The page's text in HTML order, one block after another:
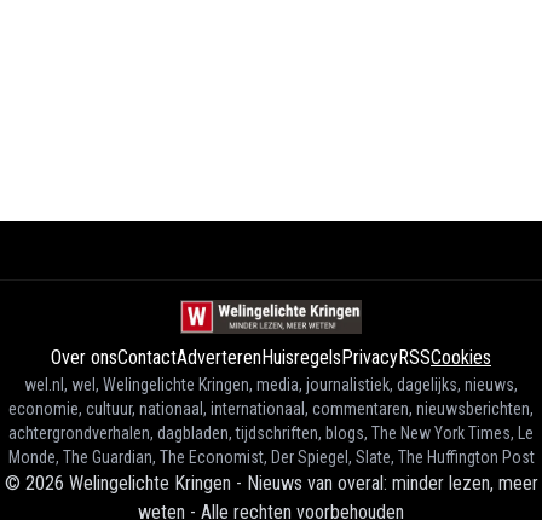
Over onsContactAdverterenHuisregelsPrivacyRSSCookies
wel.nl, wel, Welingelichte Kringen, media, journalistiek, dagelijks, nieuws,
economie, cultuur, nationaal, internationaal, commentaren, nieuwsberichten,
achtergrondverhalen, dagbladen, tijdschriften, blogs, The New York Times, Le
Monde, The Guardian, The Economist, Der Spiegel, Slate, The Huffington Post
© 2026 Welingelichte Kringen - Nieuws van overal: minder lezen, meer
weten - Alle rechten voorbehouden